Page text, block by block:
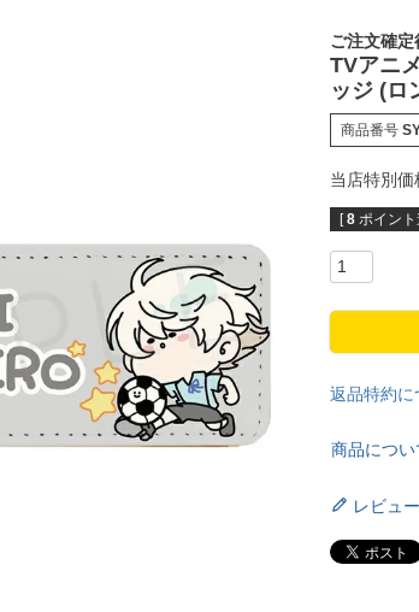
ご注文確
TVアニ
ッジ (ロ
商品番号
当店特別価
[ 8 ポイント
返品特約に
商品につ
レビュ